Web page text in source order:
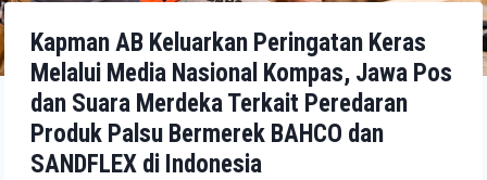
Kapman AB Keluarkan Peringatan Keras
Melalui Media Nasional Kompas, Jawa Pos
dan Suara Merdeka Terkait Peredaran
Produk Palsu Bermerek BAHCO dan
SANDFLEX di Indonesia